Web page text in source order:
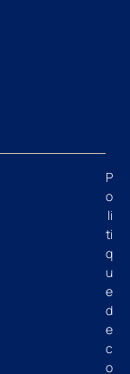
P
o
li
ti
q
u
e
d
e
c
o